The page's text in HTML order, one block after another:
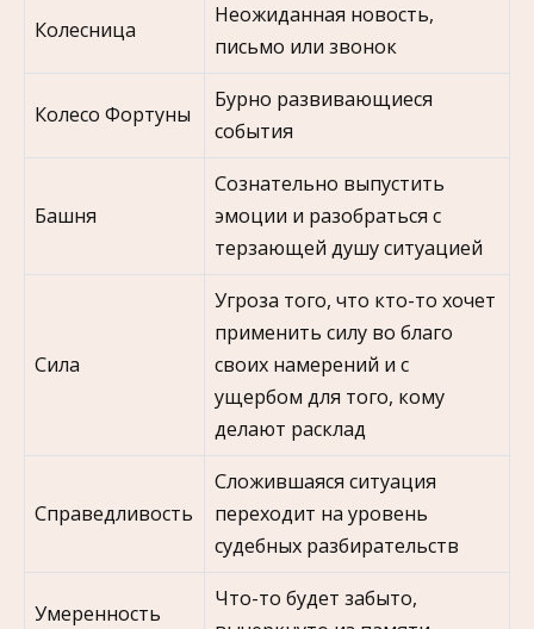
Колесница
Неожиданная новость,
письмо или звонок
Колесо Фортуны
Бурно развивающиеся
события
Башня
Сознательно выпустить
эмоции и разобраться с
терзающей душу ситуацией
Сила
Угроза того, что кто-то хочет
применить силу во благо
своих намерений и с
ущербом для того, кому
делают расклад
Справедливость
Сложившаяся ситуация
переходит на уровень
судебных разбирательств
Умеренность
Что-то будет забыто,